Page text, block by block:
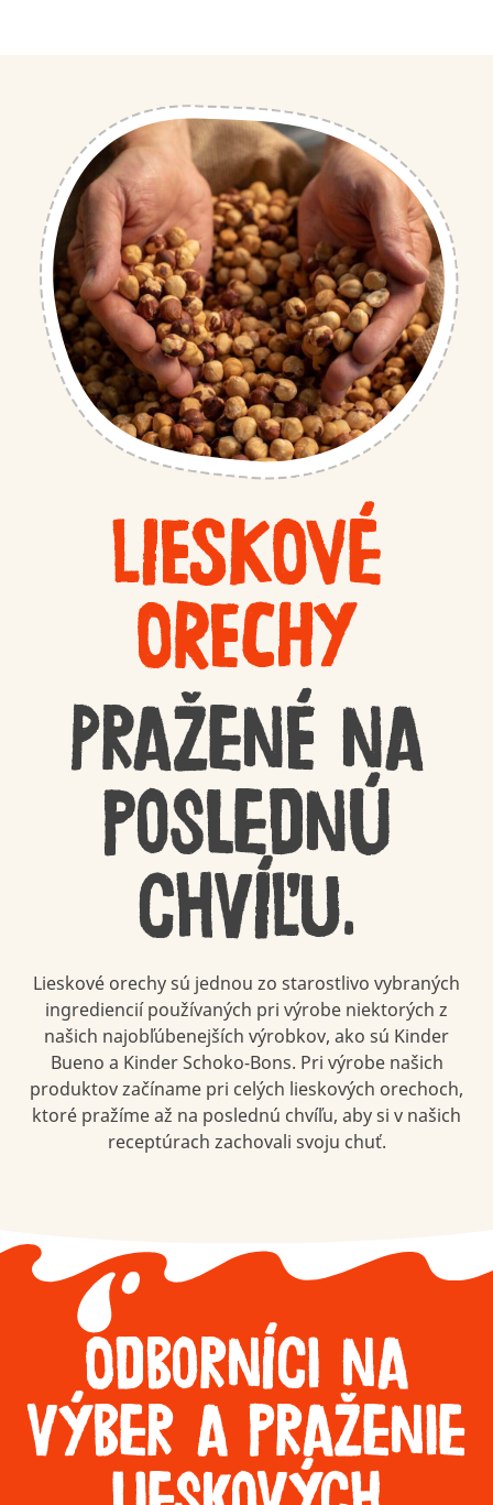
LIESKOVÉ
ORECHY
Pražené na
poslednú
chvíľu.
Lieskové orechy sú jednou zo starostlivo vybraných
ingrediencií používaných pri výrobe niektorých z
našich najobľúbenejších výrobkov, ako sú Kinder
Bueno a Kinder Schoko-Bons. Pri výrobe našich
produktov začíname pri celých lieskových orechoch,
ktoré pražíme až na poslednú chvíľu, aby si v našich
receptúrach zachovali svoju chuť.
Odborníci na
výber a praženie